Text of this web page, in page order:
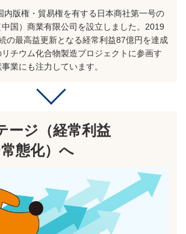
内版権・貿易権を有する日本商社第一号の
国）商業有限公司を設立しました。2019
の最高益更新となる経常利益87億円を達成
チウム化合物製造プロジェクトに参画す
業にも注力しています。
ージ（経常利益
態化）へ